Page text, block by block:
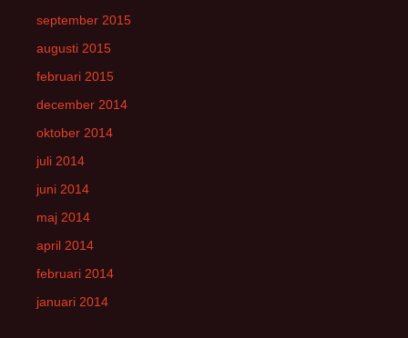
september 2015
augusti 2015
februari 2015
december 2014
oktober 2014
juli 2014
juni 2014
maj 2014
april 2014
februari 2014
januari 2014